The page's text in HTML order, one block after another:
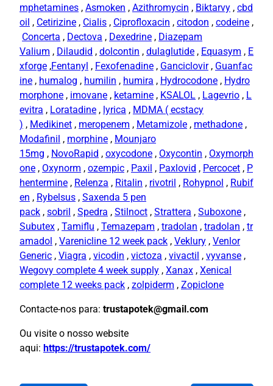
mphetamines , Asmoken , Azithromycin , Biktarvy , cbd
oil , Cetirizine , Cialis , Ciprofloxacin , citodon , codeine ,
Concerta , Dectova , Dexedrine , Diazepam
Valium , Dilaudid , dolcontin , dulaglutide , Equasym , E
xforge ,Fentanyl , Fexofenadine , Ganciclovir, Guanfac
ine , humalog , humilin , humira , Hydrocodone , Hydro
morphone , imovane , ketamine , KSALOL , Lagevrio , L
evitra , Loratadine , lyrica , MDMA ( ecstacy
) , Medikinet , meropenem , Metamizole , methadone ,
Modafinil , morphine , Mounjaro
15mg , NovoRapid , oxycodone , Oxycontin , Oxymorph
one , Oxynorm , ozempic , Paxil , Paxlovid , Percocet , P
hentermine , Relenza , Ritalin , rivotril , Rohypnol , Rubif
en , Rybelsus , Saxenda 5 pen
pack , sobril , Spedra , Stilnoct , Strattera , Suboxone ,
Subutex , Tamiflu , Temazepam , tradolan , tradolan , tr
amadol , Varenicline 12 week pack , Veklury , Venlor
Generic , Viagra , vicodin , victoza , vivactil , vyvanse ,
Wegovy complete 4 week supply , Xanax , Xenical
complete 12 weeks pack , zolpiderm , Zopiclone
Contacte-nos para: trustapotek@gmail.com
Ou visite o nosso website
aqui: https://trustapotek.com/